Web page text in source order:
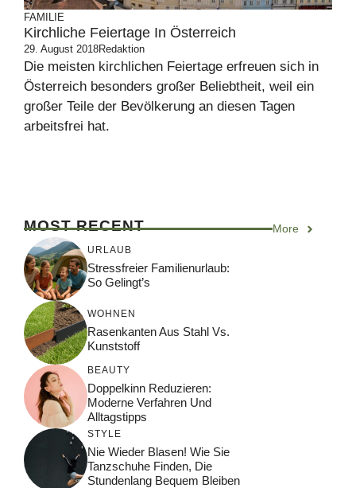
FAMILIE
Kirchliche Feiertage In Österreich
29. August 2018Redaktion
Die meisten kirchlichen Feiertage erfreuen sich in
Österreich besonders großer Beliebtheit, weil ein
großer Teile der Bevölkerung an diesen Tagen
arbeitsfrei hat.
MOST RECENT More
URLAUB
Stressfreier Familienurlaub:
So Gelingt’s
WOHNEN
Rasenkanten Aus Stahl Vs.
Kunststoff
BEAUTY
Doppelkinn Reduzieren:
Moderne Verfahren Und
Alltagstipps
STYLE
Nie Wieder Blasen! Wie Sie
Tanzschuhe Finden, Die
Stundenlang Bequem Bleiben